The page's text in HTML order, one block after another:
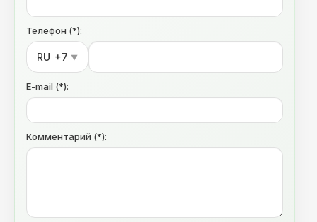
Телефон (*):
RU +7 ▼
E-mail (*):
Комментарий (*):